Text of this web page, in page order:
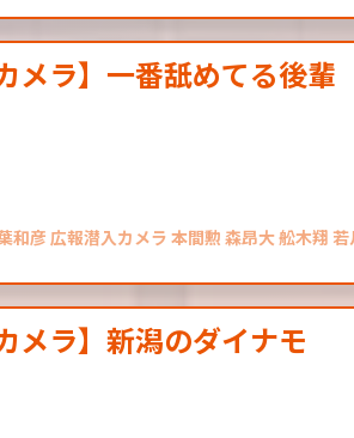
メラ】一番舐めてる後輩
和彦 広報潜入カメラ 本間勲 森昂大 舩木翔
メラ】新潟のダイナモ